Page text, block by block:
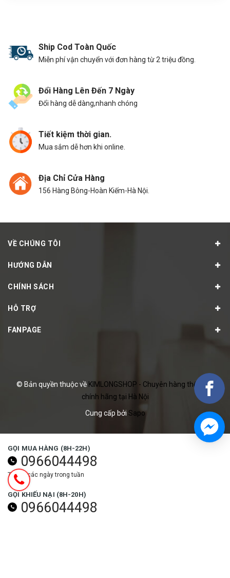
Ship Cod Toàn Quốc
Miễn phí vận chuyển với đơn hàng từ 2 triệu đồng.
Đổi Hàng Lên Đến 7 Ngày
Đổi hàng dễ dàng,nhanh chóng
Tiết kiệm thời gian.
Mua sắm dễ hơn khi online.
Địa Chỉ Cửa Hàng
156 Hàng Bông-Hoàn Kiếm-Hà Nội.
VỀ CHÚNG TÔI
HƯỚNG DẪN
CHÍNH SÁCH
HỖ TRỢ
FANPAGE
© Bản quyền thuộc về KIMLONGSHOP - Chuyên hàng thể thao
chính hãng tại Hà Nội
Cung cấp bởi Sapo
GỌI MUA HÀNG (8H-22H)
0966044498
Tất cả các ngày trong tuần
GỌI KHIẾU NẠI (8H-20H)
0966044498